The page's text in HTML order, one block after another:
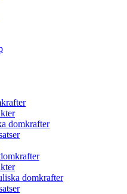
domkrafter
domkrafter